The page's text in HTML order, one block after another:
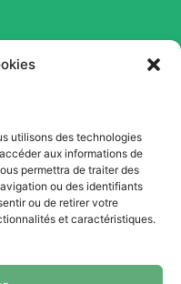
utilisons des technologies
aux informations de
permettra de traiter des
ou des identifiants
ou de retirer votre
et caractéristiques.